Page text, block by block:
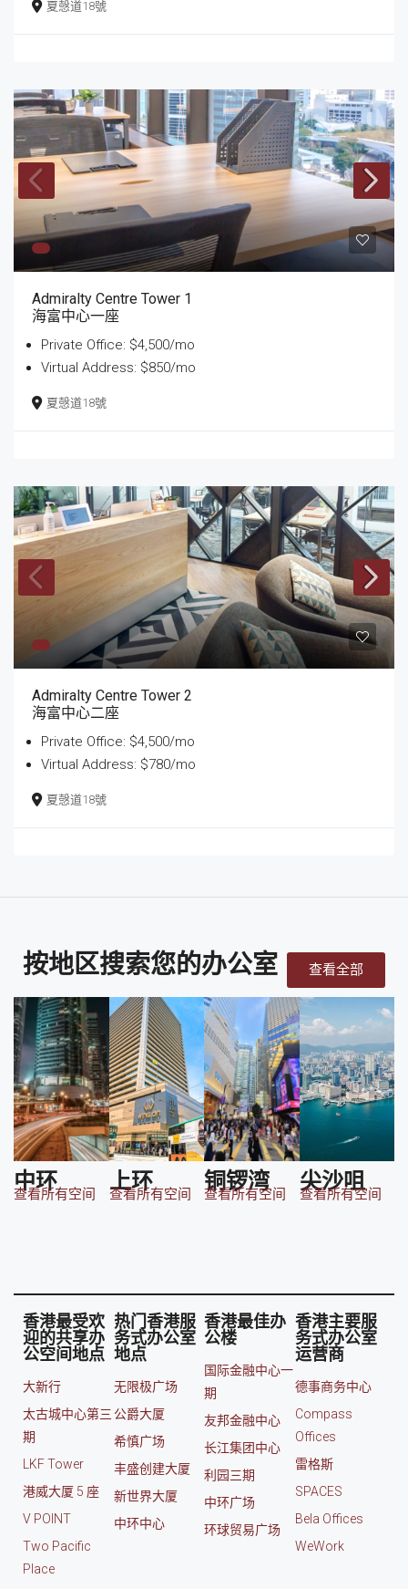
夏愨道18號
Admiralty Centre Tower 1
海富中心一座
Private Office: $4,500/mo
Virtual Address: $850/mo
夏愨道18號
Admiralty Centre Tower 2
海富中心二座
Private Office: $4,500/mo
Virtual Address: $780/mo
夏愨道18號
按地区搜索您的办公室 查看全部
中环
查看所有空间 上环
查看所有空间 铜锣湾
查看所有空间 尖沙咀
查看所有空间
香港最受欢
迎的共享办
公空间地点
大新行
太古城中心第三
期
LKF Tower
港威大厦 5 座
V POINT
Two Pacific
Place
热门香港服
务式办公室
地点
无限极广场
公爵大厦
希慎广场
丰盛创建大厦
新世界大厦
中环中心
香港最佳办
公楼
国际金融中心一
期
友邦金融中心
长江集团中心
利园三期
中环广场
环球贸易广场
香港主要服
务式办公室
运营商
德事商务中心
Compass
Offices
雷格斯
SPACES
Bela Offices
WeWork